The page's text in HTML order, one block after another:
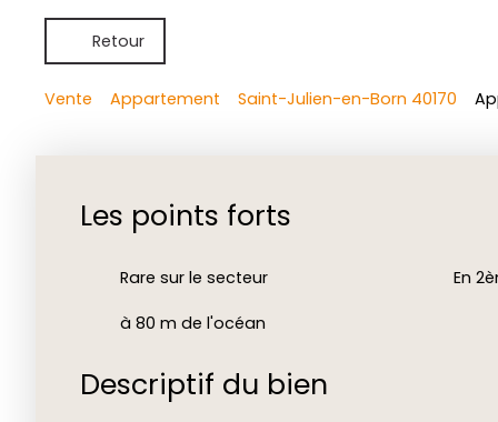
Retour
Vente Appartement Saint-Julien-en-Born 40170
Les points forts
Rare sur le secteur En
à 80 m de l'océan
Descriptif du bien